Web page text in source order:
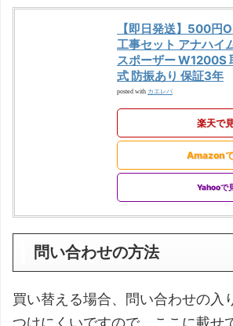
【即日発送】500円
工事セット アナハイ
スポーザー W1200S
式 防振あり 保証3年
posted with カエレバ
楽天で
Amazon
Yahooで
問い合わせの方法
買い替える場合、問い合わせの入